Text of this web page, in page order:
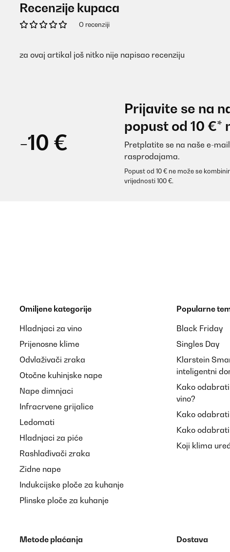
Recenzije kupaca
O recenziji
za ovaj artikal još nitko nije napisao recenziju
-10 €
Prijavite se na
popust od 10 €*
Pretplatite se na naše e-
rasprodajama.
Popust od 10 € ne može se
vrijednosti 100 €.
Omiljene kategorije
Hladnjaci za vino
Prijenosne klime
Odvlaživači zraka
Otočne kuhinjske nape
Nape dimnjaci
Infracrvene grijalice
Ledomati
Hladnjaci za piće
Rashlađivači zraka
Zidne nape
Indukcijske ploče za kuhanje
Plinske ploče za kuhanje
Popularne
Black Friday
Singles Day
Klarstein
inteligentni
Kako
vino?
Kako
Kako
Koji klima
Metode plaćanja Dostava